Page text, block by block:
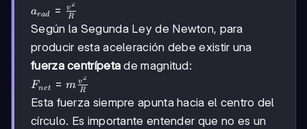
a_{rad} =
\frac{v^2}
{R}
arad = R
v2
Según la Segunda Ley de Newton, para
producir esta aceleración debe existir una
fuerza centrípeta de magnitud:
F_{net} =
m\frac{v^2}
{R}
Fnet = m R
v2
Esta fuerza siempre apunta hacia el centro del
círculo. Es importante entender que no es un